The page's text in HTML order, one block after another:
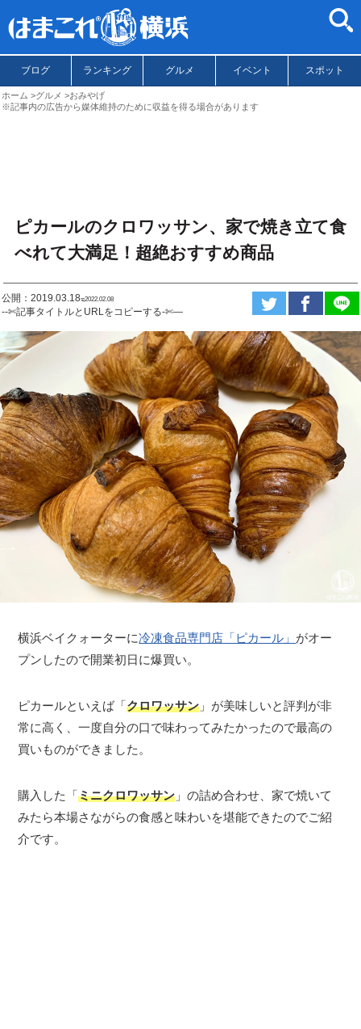
ブログ ランキング グルメ イベント スポット
ホーム グルメ
おみやげ
※記事内の広告から媒体維持のために収益を得る場合があります
ピカールのクロワッサン、家で焼き立て食
べれて大満足！超絶おすすめ商品
公開：2019.03.18ಇ2022.02.08
--✄記事タイトルとURLをコピーする-✄—
横浜ベイクォーターに冷凍食品専門店「ピカール」 がオー
プンしたので開業初日に爆買い。
ピカールといえば「クロワッサン 」が美味しいと評判が非
常に高く、一度自分の口で味わってみたかったので最高の
買いものができました。
購入した「ミニクロワッサン 」の詰め合わせ、家で焼いて
みたら本場さながらの食感と味わいを堪能できたのでご紹
介です。